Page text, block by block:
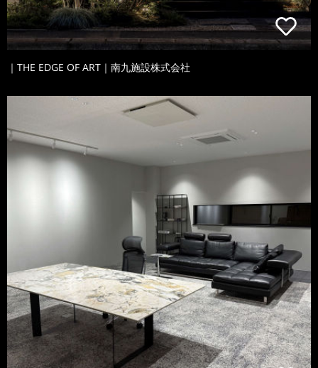
｜THE EDGE OF ART｜南九施設株式会社